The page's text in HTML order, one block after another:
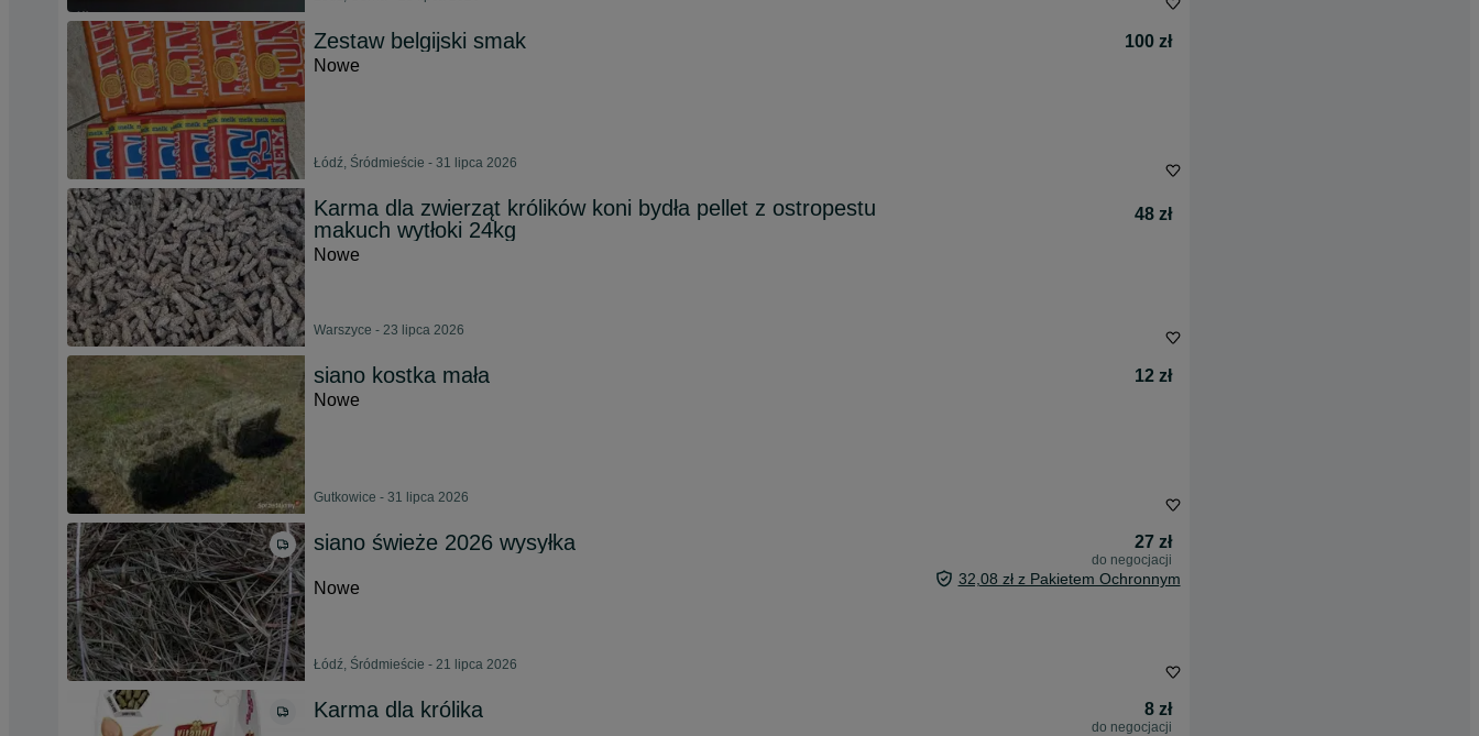
Zestaw belgijski smak
100 zł
Nowe
Łódź, Śródmieście - 31 lipca 2026
Karma dla zwierząt królików koni bydła pellet z ostropestu
makuch wytłoki 24kg
48 zł
Nowe
Warszyce - 23 lipca 2026
siano kostka mała
12 zł
Nowe
Gutkowice - 31 lipca 2026
siano świeże 2026 wysyłka 27 zł
do negocjacji
Nowe 32,08 zł z Pakietem Ochronnym
Łódź, Śródmieście - 21 lipca 2026
Karma dla królika 8 zł
do negocjacji